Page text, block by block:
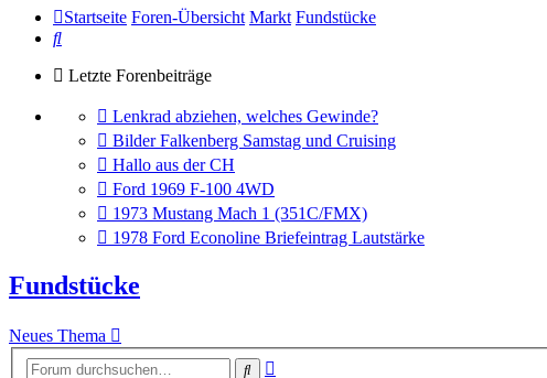
Startseite Foren-Übersicht Markt Fundstücke
Suche
Letzte Forenbeiträge
Gehe
zum
letzten
Beitrag
Lenkrad abziehen, welches Gewinde?
Gehe
zum
letzten
Beitrag
Bilder Falkenberg Samstag und Cruising
Gehe
zum
letzten
Beitrag
Hallo aus der CH
Gehe
zum
letzten
Beitrag
Ford 1969 F-100 4WD
Gehe
zum
letzten
1973 Mustang Mach 1 (351C/FMX)
Gehe
letzten
Beitrag
1978 Ford Econoline Briefeintrag Lautstärke
Fundstücke
Neues Thema
Suche